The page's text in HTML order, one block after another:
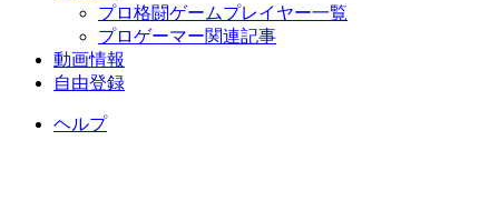
プロ格闘ゲームプレイヤー一覧
プロゲーマー関連記事
動画情報
自由登録
ヘルプ